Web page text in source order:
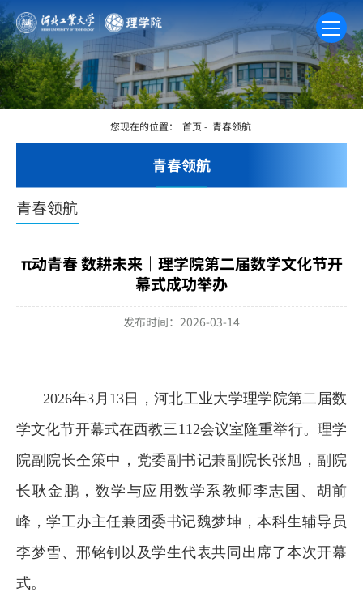
青春领航
您现在的位置： 首页 - 青春领航
青春领航
π动青春 数耕未来｜理学院第二届数学文化节开
幕式成功举办
发布时间：2026-03-14
2026年3月13日，河北工业大学理学院第二届数
学文化节开幕式在西教三112会议室隆重举行。理学
院副院长仝策中，党委副书记兼副院长张旭，副院
长耿金鹏，数学与应用数学系教师李志国、胡前
峰，学工办主任兼团委书记魏梦坤，本科生辅导员
李梦雪、邢铭钊以及学生代表共同出席了本次开幕
式。